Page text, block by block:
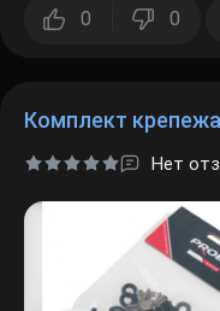
0 0
Комплект крепежа
Нет